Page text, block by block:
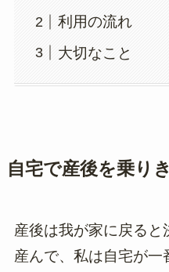
利用の流れ
大切なこと
自宅で産後を乗り
産後は我が家に戻ると
産んで、私は自宅が一